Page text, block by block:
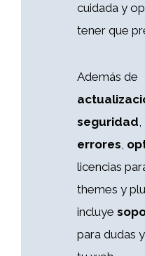
cuidada y
tener que
Además de
seguridad,
errores,
licencias
themes y
incluye
para dudas